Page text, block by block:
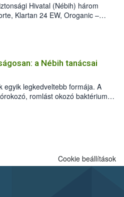
Hivatal (Nébih) három
Klartan 24 EW, Oroganic –
így azok a szüretet követően,
91) stádiumáig
a károsító elleni további
kis kiszerelésben kiskerti
és ökológiai termesztésben is
a Nébih tanácsai
egyik legkedveltebb formája. A
romlást okozó baktériumok
A szabadtéri sütögetés
sütési technikáról szól: legalább
Cookie beállítások